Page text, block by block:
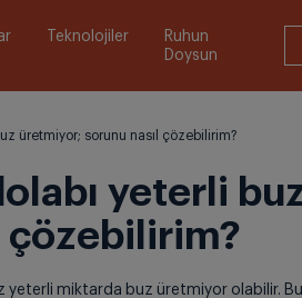
Teknolojiler
Ruhun
Doysun
üretmiyor; sorunu nasıl çözebilirim?
yeterli
çözebilirim?
yeterli miktarda buz üretmiyor olabilir.